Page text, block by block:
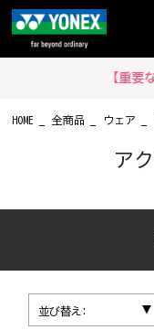
【重要なお
HOME 全商品 ウェア
ア
並び替え: